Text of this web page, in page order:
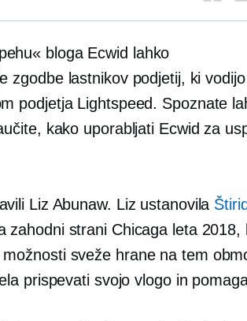
bloga Ecwid lahko
zgodbe lastnikov podjetij, ki
podjetja Lightspeed. Spoznate
kako uporabljati Ecwid za
Liz Abunaw. Liz ustanovila
zahodni strani Chicaga leta 2018,
sveže hrane na tem
prispevati svojo vlogo in